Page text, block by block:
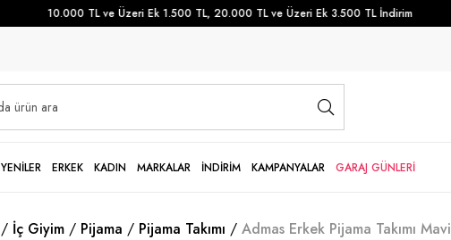
10.000 TL ve Üzeri Ek 1.500 TL, 20.000 TL ve Üzeri Ek 3.500 TL İndirim
YENİLER ERKEK KADIN MARKALAR İNDİRİM KAMPANYALAR GARAJ GÜNLERİ
İç Giyim Pijama Pijama Takımı Admas Erkek Pijama Takımı Mavi